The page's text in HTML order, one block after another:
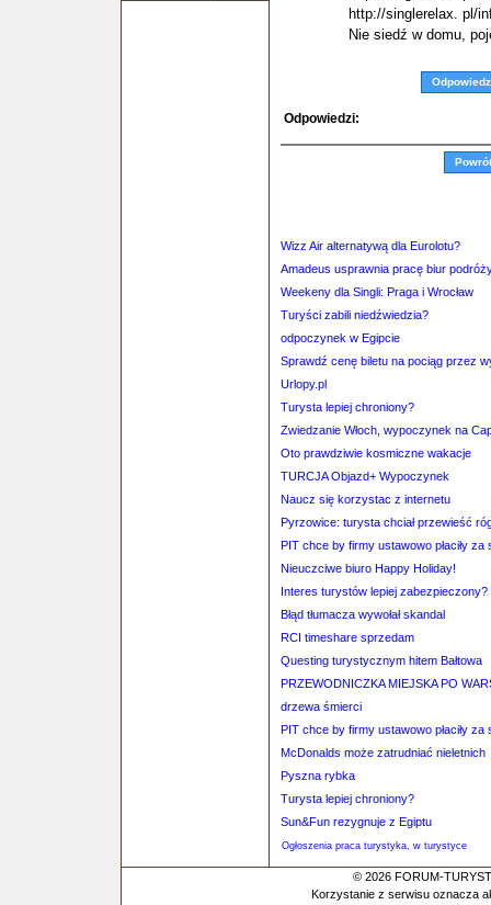
http://singlerelax. pl/
Nie siedź w domu,
Odpowiedz
Odpowiedzi:
Wizz Air alternatywą dla Eurolotu?
Amadeus usprawnia pracę biur
Weekeny dla Singli: Praga i Wrocław
Turyści zabili niedźwiedzia?
odpoczynek w Egipcie
Sprawdź cenę biletu na pociąg przez
Urlopy.pl
Turysta lepiej chroniony?
Zwiedzanie Włoch, wypoczynek na
Oto prawdziwie kosmiczne wakacje
TURCJA Objazd+ Wypoczynek
Naucz się korzystac z internetu
Pyrzowice: turysta chciał przewieść
PIT chce by firmy ustawowo płaciły za
Nieuczciwe biuro Happy Holiday!
Interes turystów lepiej zabezpieczony?
Błąd tłumacza wywołał skandal
RCI timeshare sprzedam
Questing turystycznym hitem Bałtowa
PRZEWODNICZKA MIEJSKA PO
drzewa śmierci
PIT chce by firmy ustawowo płaciły za
McDonalds może zatrudniać nieletnich
Pyszna rybka
Turysta lepiej chroniony?
Sun&Fun rezygnuje z Egiptu
Ogłoszenia praca turystyka, w turystyce
© 2026 FORUM-
Korzystanie z serwisu oznacza